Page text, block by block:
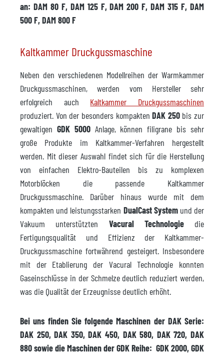
an: DAM 80 F, DAM 125 F, DAM 200 F, DAM 315 F, DAM
500 F, DAM 800 F
Kaltkammer Druckgussmaschine
Neben den verschiedenen Modellreihen der Warmkammer
Druckgussmaschinen, werden vom Hersteller sehr
erfolgreich auch Kaltkammer Druckgussmaschinen
produziert. Von der besonders kompaktenDAK 250bis zur
gewaltigen GDK 5000Anlage, können filigrane bis sehr
große Produkte im Kaltkammer-Verfahren hergestellt
werden. Mit dieser Auswahl findet sich für die Herstellung
von einfachen Elektro-Bauteilen bis zu komplexen
Motorblöcken die passende Kaltkammer
Druckgussmaschine. Darüber hinaus wurde mit dem
kompakten und leistungsstarken DualCast Systemund der
Vakuum unterstützten Vacural Technologiedie
Fertigungsqualität und Effizienz der Kaltkammer-
Druckgussmaschine fortwährend gesteigert. Insbesondere
mit der Etablierung der Vacural Technologie konnten
Gaseinschlüsse in der Schmelze deutlich reduziert werden,
was die Qualität der Erzeugnisse deutlich erhöht.
Bei uns finden Sie folgende Maschinen der DAK Serie:
DAK 250, DAK 350, DAK 450, DAK 580, DAK 720, DAK
880 sowie die Maschinen der GDK Reihe: GDK 2000, GDK